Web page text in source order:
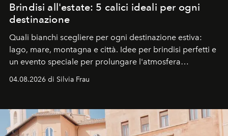
Brindisi all'estate: 5 calici ideali per ogni
destinazione
Quali bianchi scegliere per ogni destinazione estiva:
lago, mare, montagna e città. Idee per brindisi perfetti e
un evento speciale per prolungare l'atmosfera
04.08.2026 di Silvia Frau